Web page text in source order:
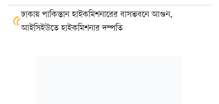
৫ঢাকায় পাকিস্তান হাইকমিশনারের বাসভবনে আগুন,
আইসিইউতে হাইকমিশনার দম্পতি